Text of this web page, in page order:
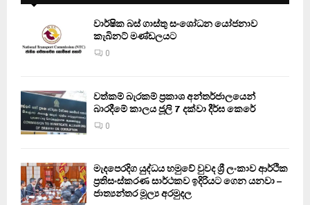
වාර්ෂික බස් ගාස්තු සංශෝධන යෝජනාව
කැබිනට් මණ්ඩලයට
0
වත්කම් බැරකම් ප්‍රකාශ අන්තර්ජාලයෙන්
බාරදීමේ කාලය ජූලි 7 දක්වා දීර්ඝ කෙරේ
0
මැදපෙරදිග යුද්ධය හමුවේ වුවද ශ්‍රී ලංකාව ආර්ථික
ප්‍රතිසංස්කරණ සාර්ථකව ඉදිරියට ගෙන යනවා –
ජාත්‍යන්තර මූල්‍ය අරමුදල